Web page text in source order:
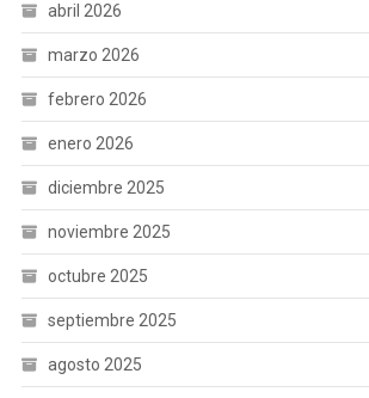
abril 2026
marzo 2026
febrero 2026
enero 2026
diciembre 2025
noviembre 2025
octubre 2025
septiembre 2025
agosto 2025